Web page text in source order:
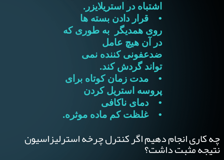
اشتباه در استریلایزر.
• قرار دادن بسته ها
روی همدیگر به طوری که
در آن هیچ عامل
ضدعفونی کننده نمی
تواند گردش کند.
• مدت زمان کوتاه برای
پروسه استریل کردن
• دمای ناکافی
• غلظت کم ماده موثره.
چه کاری انجام دهیم اگر کنترل چرخه استرلیزاسیون
نتیجه مثبت داشت؟